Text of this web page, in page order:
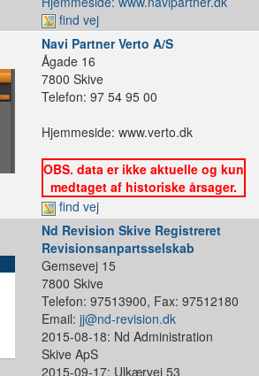
find vej
Navi Partner Verto A/S
Ågade 16
7800 Skive
Telefon: 97 54 95 00
Hjemmeside: www.verto.dk
OBS. data er ikke aktuelle og kun
medtaget af historiske årsager.
find vej
Nd Revision Skive Registreret
Revisionsanpartsselskab
Gemsevej 15
7800 Skive
Telefon: 97513900, Fax: 97512180
Email: jj@nd-revision.dk
2015-08-18: Nd Administration
Skive ApS
2015-09-17: Ulkærvej 53